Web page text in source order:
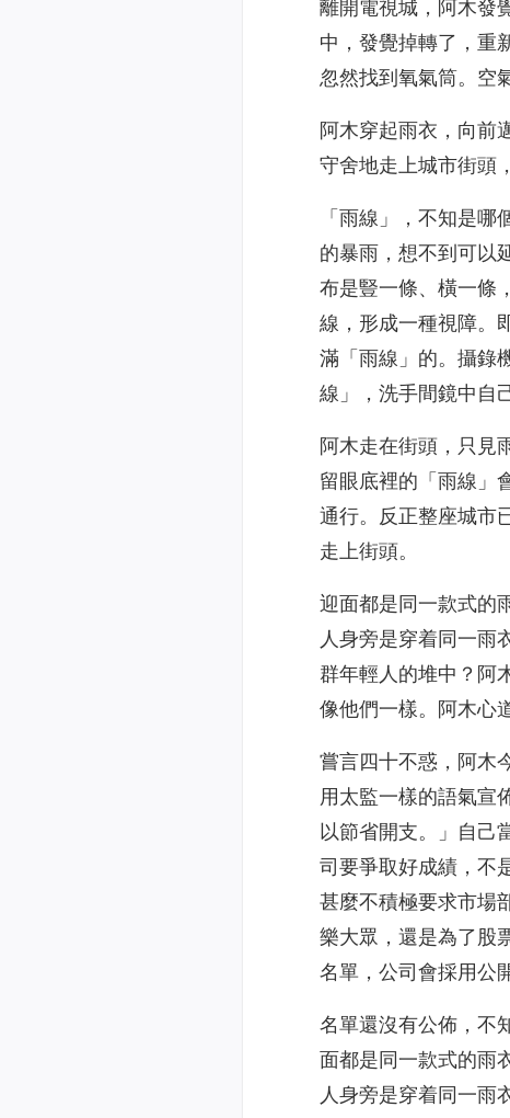
離開電視城，阿木發
中，發覺掉轉了，重
忽然找到氧氣筒。空
阿木穿起雨衣，向前
守舍地走上城市街頭
「雨線」，不知是
的暴雨，想不到可以
布是豎一條、橫一條
線，形成一種視障。
滿「雨線」的。攝錄
線」，洗手間鏡中自
阿木走在街頭，只見
留眼底裡的「雨線」
通行。反正整座城市
走上街頭。
迎面都是同一款式的
人身旁是穿着同一雨
群年輕人的堆中？阿
像他們一樣。阿木心
嘗言四十不惑，阿木
用太監一樣的語氣宣
以節省開支。」自己
司要爭取好成績，不
甚麼不積極要求市場
樂大眾，還是為了股
名單，公司會採用公
名單還沒有公佈，不
面都是同一款式的雨
人身旁是穿着同一雨